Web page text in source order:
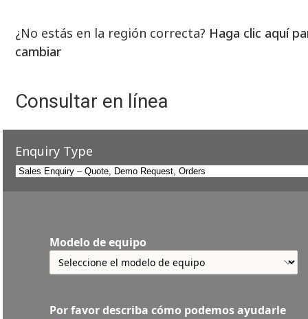
¿No estás en la región correcta? Haga clic aquí
cambiar
Consultar en línea
Enquiry Type
Modelo de equipo
Por favor describa cómo podemos ayudarle